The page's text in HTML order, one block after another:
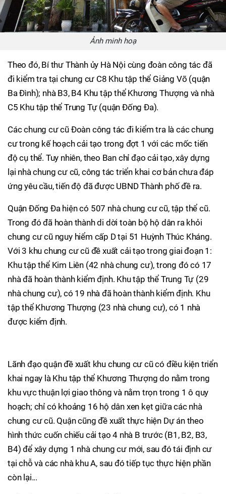
Ảnh minh hoạ
Theo đó, Bí thư Thành ủy Hà Nội cùng đoàn công tác đã
đi kiểm tra tại chung cư C8 Khu tập thể Giảng Võ (quận
Ba Đình); nhà B3, B4 Khu tập thể Khương Thượng và nhà
C5 Khu tập thể Trung Tự (quận Đống Đa).
Các chung cư cũ Đoàn công tác đi kiểm tra là các chung
cư trong kế hoạch cải tạo trong đợt 1 với các mốc tiến
độ cụ thể. Tuy nhiên, theo Ban chỉ đạo cải tạo, xây dựng
lại nhà chung cư cũ, công tác triển khai cơ bản chưa đáp
ứng yêu cầu, tiến độ đã được UBND Thành phố đề ra.
Quận Đống Đa hiện có 507 nhà chung cư cũ, tập thể cũ.
Trong đó đã hoàn thành di dời toàn bộ hộ dân ra khỏi
chung cư cũ nguy hiểm cấp D tại 51 Huỳnh Thúc Kháng.
Với 3 khu chung cư cũ đề xuất cải tạo trong giai đoạn 1:
Khu tập thể Kim Liên (42 nhà chung cư), trong đó có 17
nhà đã hoàn thành kiểm định. Khu tập thể Trung Tự (29
nhà chung cư), có 19 nhà đã hoàn thành kiểm định. Khu
tập thể Khương Thượng (23 nhà chung cư), có 1 nhà
được kiểm định.
Lãnh đạo quận đề xuất khu chung cư cũ có điều kiện triển
khai ngay là Khu tập thể Khương Thượng do nằm trong
khu vực thuận lợi giao thông và nằm trọn trong 1 ô quy
hoạch; chỉ có khoảng 16 hộ dân xen kẹt giữa các nhà
chung cư cũ. Quận cũng đề xuất thực hiện Dự án theo
hình thức cuốn chiếu cải tạo 4 nhà B trước (B1, B2, B3,
B4) để xây dựng 1 nhà chung cư mới, sau đó tái định cư
tại chỗ và các nhà khu A, sau đó tiếp tục thực hiện phần
còn lại...